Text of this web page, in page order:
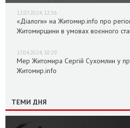
12.07.2024, 12:36
«Діалоги» на Житомир.info про
Житомирщини в умовах воєнного
17.04.2024, 10:29
Мер Житомира Сергій Сухомлин у
Житомир.info
ТЕМИ ДНЯ